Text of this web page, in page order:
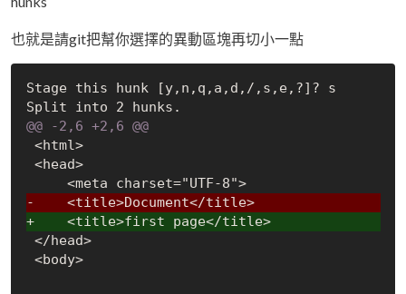
也就是請git把幫你選擇的異動區塊再切小一點
Stage this hunk [y,n,q,a,d,/,s,e,?]? s
@@ -2,6 +2,6 @@
     <meta charset="UTF-8">
-    <title>Document</title>
+    <title>first page</title>